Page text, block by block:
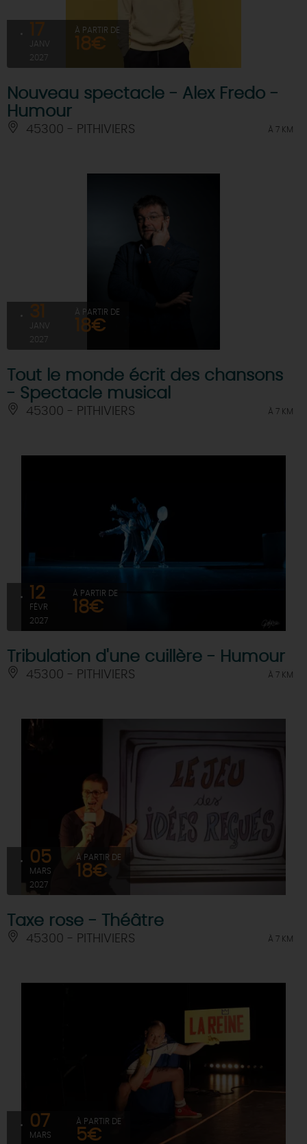
17
JANV
2027
À PARTIR DE
18€
Nouveau spectacle - Alex Fredo -
Humour
45300 - PITHIVIERS À 7 KM
31
JANV
2027
À PARTIR DE
18€
Tout le monde écrit des chansons
- Spectacle musical
45300 - PITHIVIERS À 7 KM
12
FÉVR
2027
À PARTIR DE
18€
Tribulation d'une cuillère - Humour
45300 - PITHIVIERS À 7 KM
05
MARS
2027
À PARTIR DE
18€
Taxe rose - Théâtre
45300 - PITHIVIERS À 7 KM
07
MARS
À PARTIR DE
5€